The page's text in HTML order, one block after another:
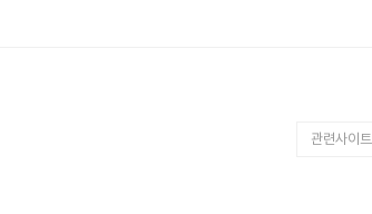
관련사이트